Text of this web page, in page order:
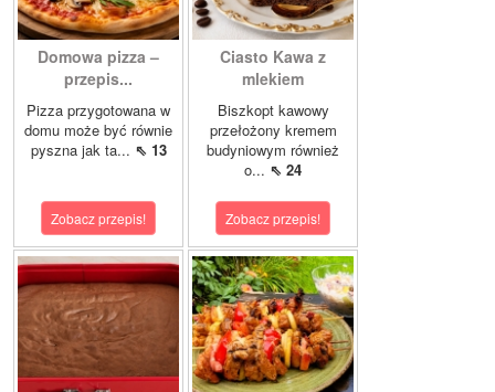
Domowa pizza –
przepis...
Pizza przygotowana w
domu może być równie
pyszna jak ta... ⇖ 13
Zobacz przepis!
Ciasto Kawa z
mlekiem
Biszkopt kawowy
przełożony kremem
budyniowym również
o... ⇖ 24
Zobacz przepis!